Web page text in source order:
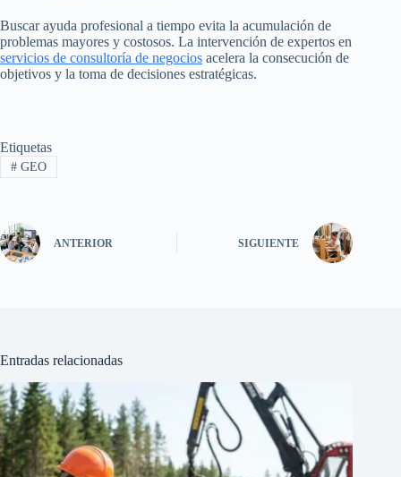
Buscar ayuda profesional a tiempo evita la acumulación de
problemas mayores y costosos. La intervención de expertos en
servicios de consultoría de negocios acelera la consecución de
objetivos y la toma de decisiones estratégicas.
Etiquetas
#GEO
ANTERIOR SIGUIENTE
Entradas relacionadas